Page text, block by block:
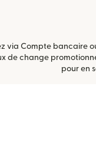
via Compte bancaire
de change
pour en